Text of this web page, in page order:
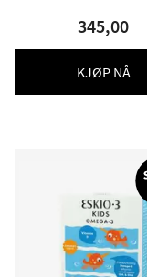
345,00
KJØP NÅ